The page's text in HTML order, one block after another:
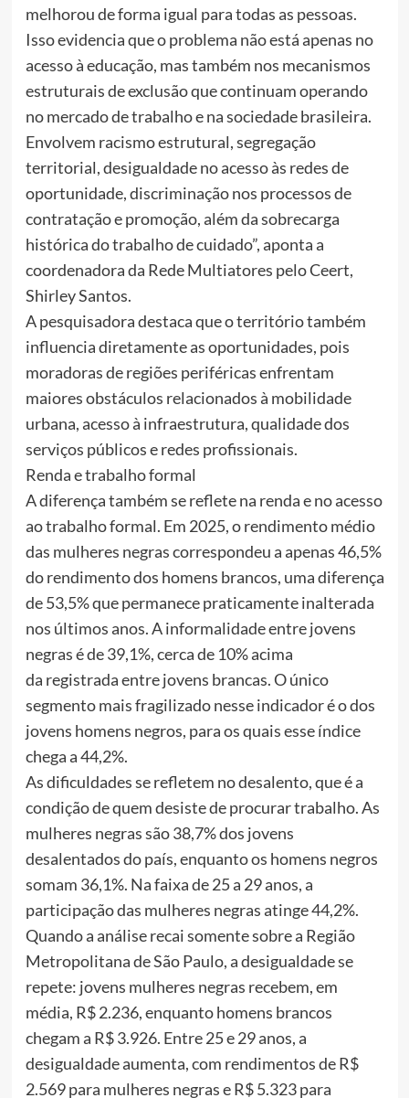
melhorou de forma igual para todas as pessoas.
Isso evidencia que o problema não está apenas no
acesso à educação, mas também nos mecanismos
estruturais de exclusão que continuam operando
no mercado de trabalho e na sociedade brasileira.
Envolvem racismo estrutural, segregação
territorial, desigualdade no acesso às redes de
oportunidade, discriminação nos processos de
contratação e promoção, além da sobrecarga
histórica do trabalho de cuidado”, aponta a
coordenadora da Rede Multiatores pelo Ceert,
Shirley Santos.
A pesquisadora destaca que o território também
influencia diretamente as oportunidades, pois
moradoras de regiões periféricas enfrentam
maiores obstáculos relacionados à mobilidade
urbana, acesso à infraestrutura, qualidade dos
serviços públicos e redes profissionais.
Renda e trabalho formal
A diferença também se reflete na renda e no acesso
ao trabalho formal. Em 2025, o rendimento médio
das mulheres negras correspondeu a apenas 46,5%
do rendimento dos homens brancos, uma diferença
de 53,5% que permanece praticamente inalterada
nos últimos anos. A informalidade entre jovens
negras é de 39,1%, cerca de 10% acima
da registrada entre jovens brancas. O único
segmento mais fragilizado nesse indicador é o dos
jovens homens negros, para os quais esse índice
chega a 44,2%.
As dificuldades se refletem no desalento, que é a
condição de quem desiste de procurar trabalho. As
mulheres negras são 38,7% dos jovens
desalentados do país, enquanto os homens negros
somam 36,1%. Na faixa de 25 a 29 anos, a
participação das mulheres negras atinge 44,2%.
Quando a análise recai somente sobre a Região
Metropolitana de São Paulo, a desigualdade se
repete: jovens mulheres negras recebem, em
média, R$ 2.236, enquanto homens brancos
chegam a R$ 3.926. Entre 25 e 29 anos, a
desigualdade aumenta, com rendimentos de R$
2.569 para mulheres negras e R$ 5.323 para